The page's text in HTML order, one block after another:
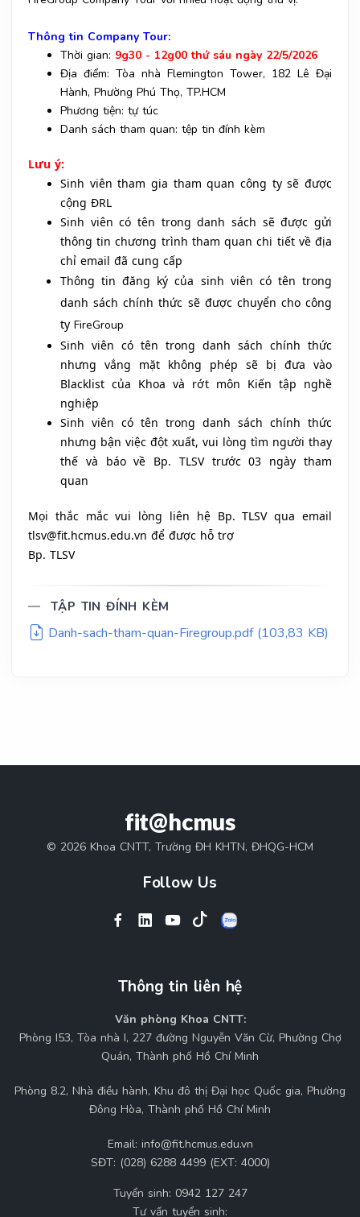
Thông tin Company Tour:
Thời gian: 9g30 - 12g00 thứ sáu ngày 22/5/2026
Địa điểm: Tòa nhà Flemington Tower, 182 Lê Đại
Hành, Phường Phú Thọ, TP.HCM
Phương tiện: tự túc
Danh sách tham quan: tệp tin đính kèm
Lưu ý:
Sinh viên tham gia tham quan công ty sẽ được
cộng ĐRL
Sinh viên có tên trong danh sách sẽ được gửi
thông tin chương trình tham quanchi tiết về địa
chỉ email đã cung cấp
Thông tin đăng ký của sinh viên có tên trong
danh sách chính thức sẽ được chuyển cho công
ty FireGroup
Sinh viên có tên trong danh sách chính thức
nhưng vắng mặt không phép sẽ bị đưa vào
Blacklist của Khoa và rớt môn Kiến tập nghề
nghiệp
Sinh viên có tên trong danh sách chính thức
nhưng bận việc đột xuất, vui lòng tìm người thay
thế và báo về Bp. TLSV trước 03 ngày tham
quan
Mọi thắc mắc vui lòng liên hệ Bp. TLSV qua email
tlsv@fit.hcmus.edu.vn để được hỗ trợ
Bp. TLSV
TẬP TIN ĐÍNH KÈM
Danh-sach-tham-quan-Firegroup.pdf (103,83 KB)
fit@hcmus
© 2026 Khoa CNTT, Trường ĐH KHTN, ĐHQG-HCM
Follow Us
Thông tin liên hệ
Văn phòng Khoa CNTT:
Phòng I53, Tòa nhà I, 227 đường Nguyễn Văn Cừ, Phường Chợ
Quán, Thành phố Hồ Chí Minh
Phòng 8.2, Nhà điều hành, Khu đô thị Đại học Quốc gia, Phường
Đông Hòa, Thành phố Hồ Chí Minh
Email: info@fit.hcmus.edu.vn
SĐT: (028) 6288 4499 (EXT: 4000)
Tuyển sinh: 0942 127 247
Tư vấn tuyển sinh: